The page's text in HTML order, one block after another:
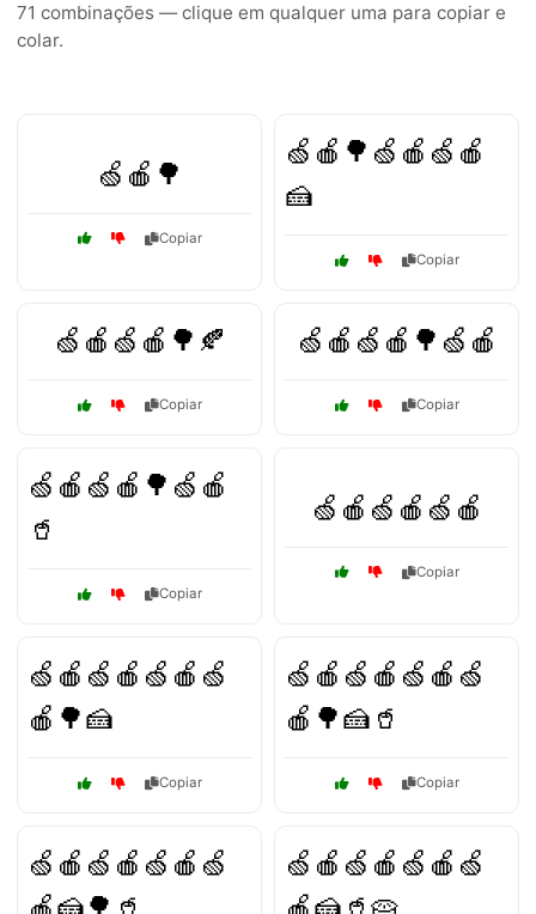
71 combinações — clique em qualquer uma para copiar e
colar.
🍏🍎🌳
Copiar
🍏🍎🌳🍏🍎🍏🍎
🍰
Copiar
🍏🍎🍏🍎🌳🍂
Copiar
🍏🍎🍏🍎🌳🍏🍎
Copiar
🍏🍎🍏🍎🌳🍏🍎
🥤
Copiar
🍏🍎🍏🍎🍏🍎
Copiar
🍏🍎🍏🍎🍏🍎🍏
🍎🌳🍰
Copiar
🍏🍎🍏🍎🍏🍎🍏
🍎🌳🍰🥤
Copiar
🍏🍎🍏🍎🍏🍎🍏
🍏🍎🍏🍎🍏🍎🍏